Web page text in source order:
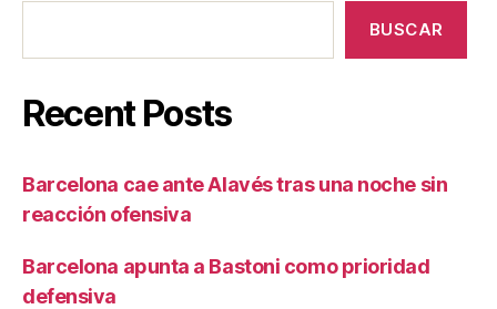
BUSCAR
Recent Posts
Barcelona cae ante Alavés tras una noche sin
reacción ofensiva
Barcelona apunta a Bastoni como prioridad
defensiva